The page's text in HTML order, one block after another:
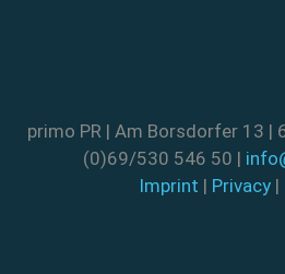
primo PR | Am Borsdorfer 13 |
(0)69/530 546 50 |
Imprint | Privacy|